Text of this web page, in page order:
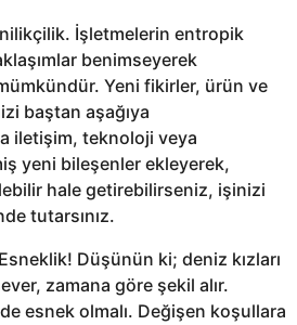
İşletmelerin entropik
benimseyerek
Yeni fikirler, ürün ve
baştan aşağıya
iletişim, teknoloji veya
yeni bileşenler ekleyerek,
hale getirebilirseniz, işinizi
tutarsınız.
Düşünün ki; deniz kızları
zamana göre şekil alır.
esnek olmalı. Değişen koşullara